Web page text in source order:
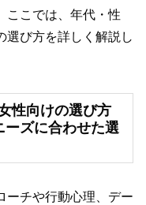
ここでは、年代・性
選び方を詳しく解説し
性向けの選び方
ーズに合わせた選
ーチや行動心理、デー